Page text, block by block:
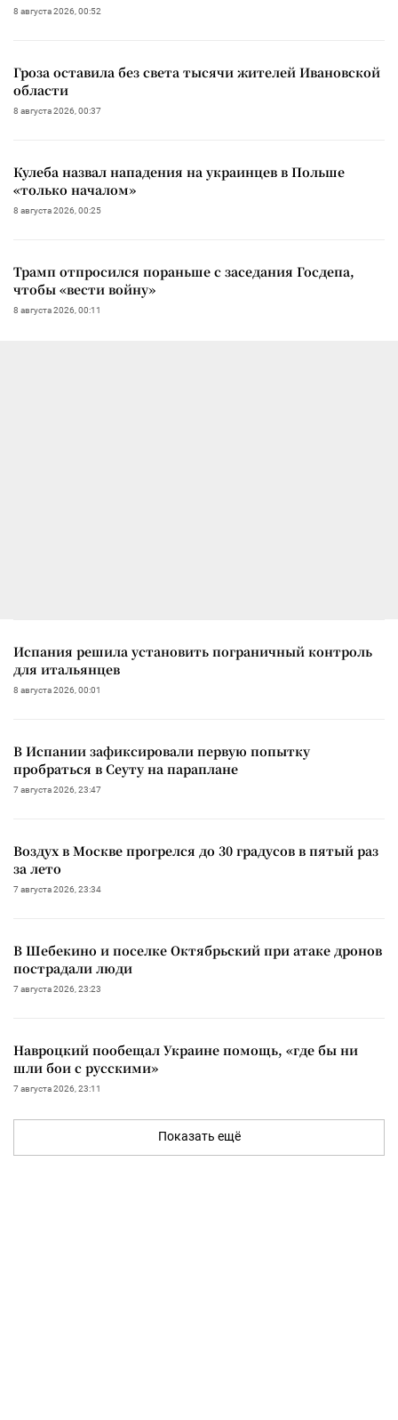
8 августа 2026, 00:52
Гроза оставила без света тысячи жителей Ивановской
области
8 августа 2026, 00:37
Кулеба назвал нападения на украинцев в Польше
«только началом»
8 августа 2026, 00:25
Трамп отпросился пораньше с заседания Госдепа,
чтобы «вести войну»
8 августа 2026, 00:11
Испания решила установить пограничный контроль
для итальянцев
8 августа 2026, 00:01
В Испании зафиксировали первую попытку
пробраться в Сеуту на параплане
7 августа 2026, 23:47
Воздух в Москве прогрелся до 30 градусов в пятый раз
за лето
7 августа 2026, 23:34
В Шебекино и поселке Октябрьский при атаке дронов
пострадали люди
7 августа 2026, 23:23
Навроцкий пообещал Украине помощь, «где бы ни
шли бои с русскими»
7 августа 2026, 23:11
Показать ещё